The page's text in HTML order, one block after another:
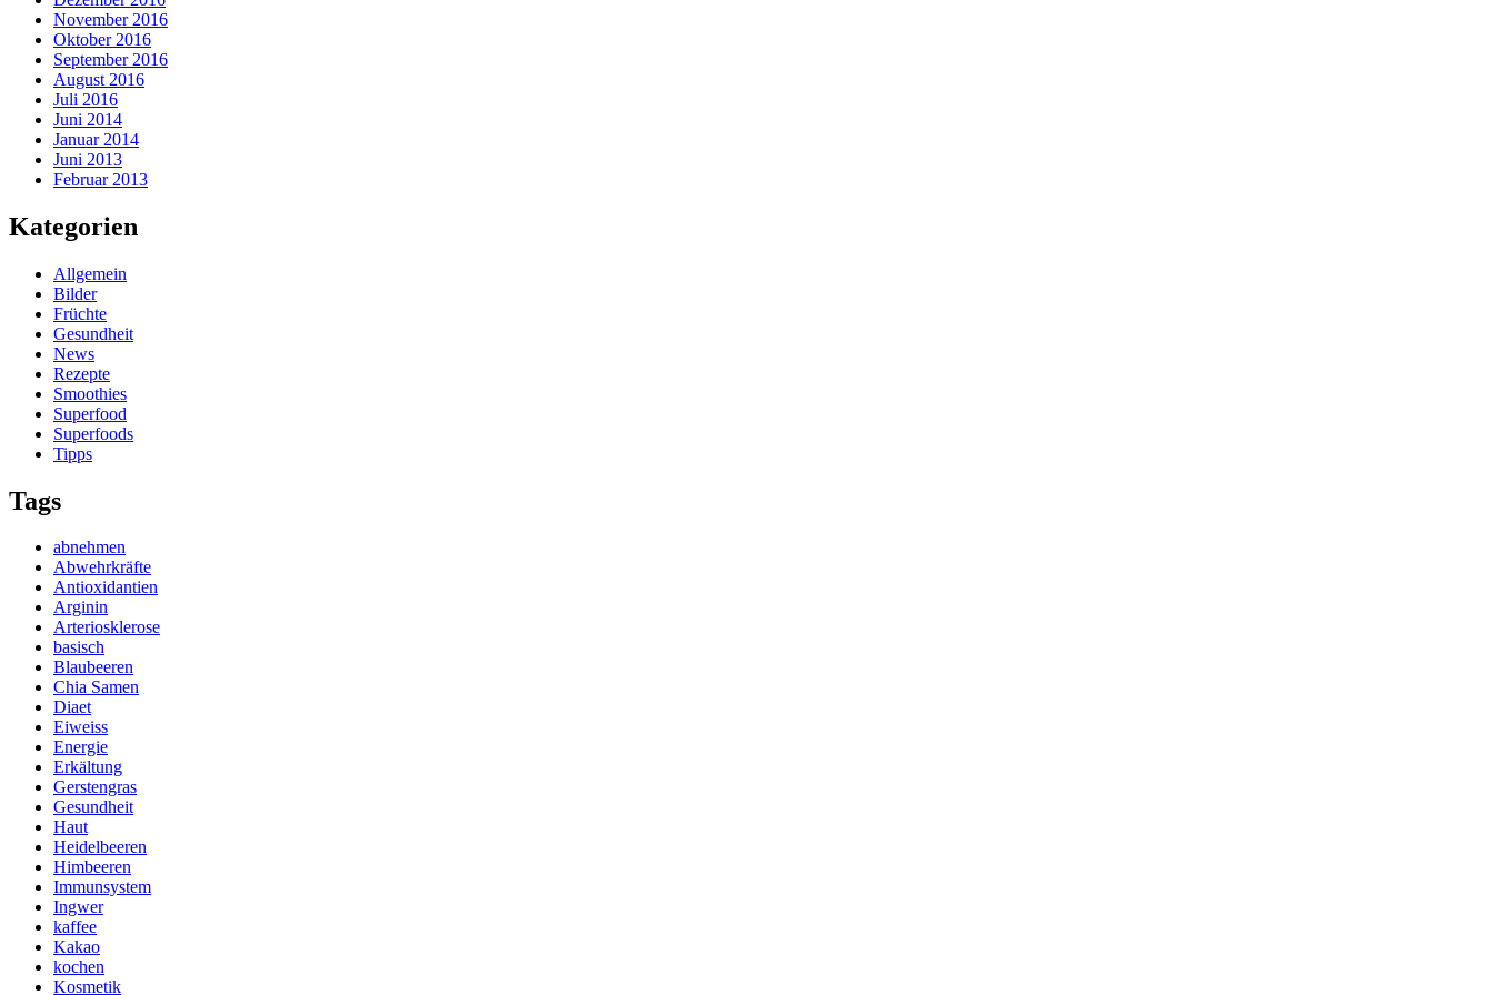
November 2016
Oktober 2016
September 2016
August 2016
Juli 2016
Juni 2014
Januar 2014
Juni 2013
Februar 2013
Kategorien
Allgemein
Bilder
Früchte
Gesundheit
News
Rezepte
Smoothies
Superfood
Superfoods
Tipps
Tags
abnehmen
Abwehrkräfte
Antioxidantien
Arginin
Arteriosklerose
basisch
Blaubeeren
Chia Samen
Diaet
Eiweiss
Energie
Erkältung
Gerstengras
Gesundheit
Haut
Heidelbeeren
Himbeeren
Immunsystem
Ingwer
kaffee
Kakao
kochen
Kosmetik